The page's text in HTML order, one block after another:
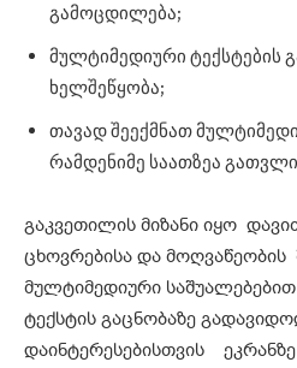
გამოცდილება;
მულტიმედიური ტექსტების
ხელშეწყობა;
თავად შეექმნათ
რამდენიმე საათზეა
გაკვეთილის მიზანი იყო
ცხოვრებისა და მოღვაწეობის
მულტიმედიური
ტექსტის გაცნობაზე
დაინტერესებისთვის